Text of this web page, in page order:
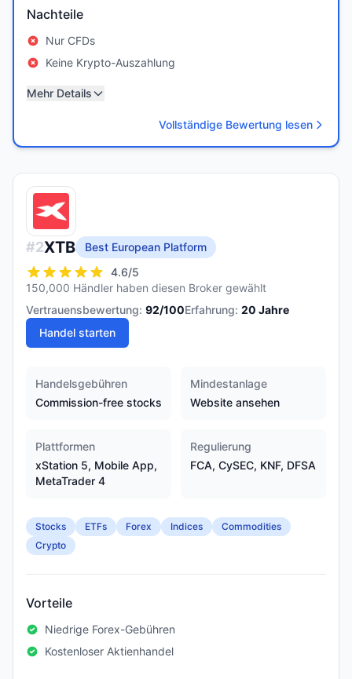
Nachteile
Nur CFDs
Keine Krypto-Auszahlung
Mehr Details
Vollständige Bewertung lesen
#2XTB
Best European Platform
4.6/5
150,000 Händler haben diesen Broker gewählt
Vertrauensbewertung: 92/100Erfahrung: 20 Jahre
Handel starten
Handelsgebühren
Commission-free stocks
Mindestanlage
Website ansehen
Plattformen
xStation 5, Mobile App,
MetaTrader 4
Regulierung
FCA, CySEC, KNF, DFSA
Stocks ETFs Forex Indices
Commodities
Crypto
Vorteile
Niedrige Forex-Gebühren
Kostenloser Aktienhandel